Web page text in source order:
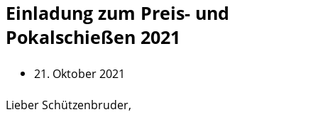
Einladung zum Preis- und
Pokalschießen 2021
21. Oktober 2021
Lieber Schützenbruder,